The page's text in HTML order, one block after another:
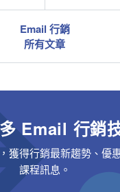
Email 行銷
所有文章
Email 行銷
獲得行銷最新趨勢、優
課程訊息。